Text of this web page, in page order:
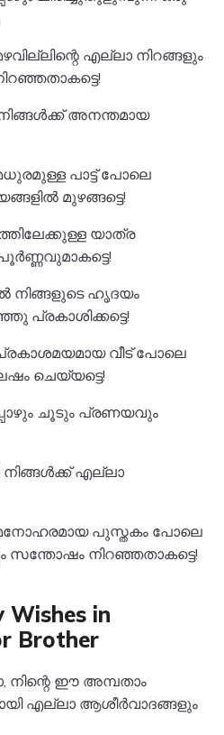
എല്ലാ നിറങ്ങളും
അനന്തമായ
പാട്ട് പോലെ
മുഴങ്ങട്ടെ!
യാത്ര
നിങ്ങളുടെ ഹൃദയം
പ്രകാശിക്കട്ടെ!
വീട് പോലെ
ചെയ്യട്ടെ!
ചൂടും പ്രണയവും
എല്ലാ
മനോഹരമായ പുസ്തകം പോലെ
നിറഞ്ഞതാകട്ടെ!
in
Brother
നിന്റെ ഈ അമ്പതാം
എല്ലാ ആശീർവാദങ്ങളും